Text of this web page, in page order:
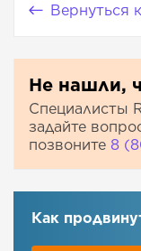
Вернуться
Не нашли,
Специалисты
задайте
позвоните 8
Как